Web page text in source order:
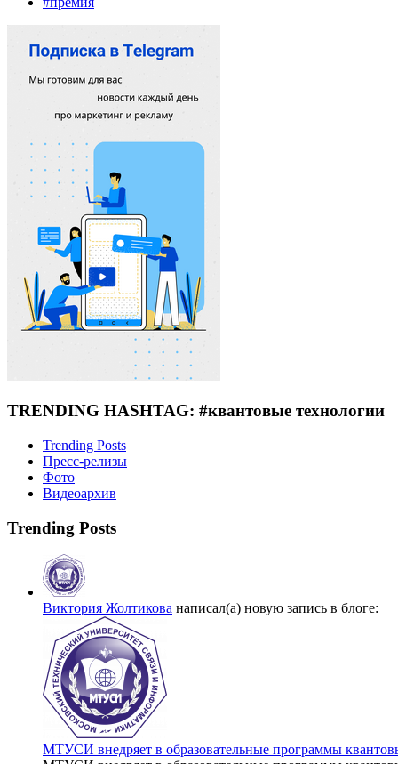
TRENDING HASHTAG: #квантовые технологии
Trending Posts
Пресс-релизы
Фото
Видеоархив
Trending Posts
Виктория Жолтикова написал(а) новую запись в блоге:
МТУСИ внедряет в образовательные программы